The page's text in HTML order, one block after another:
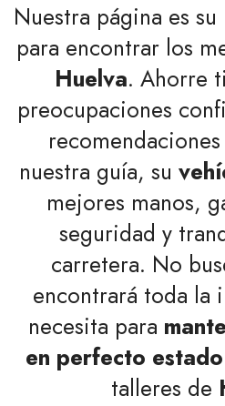
Nuestra página es
para encontrar los
Huelva. Ahorre
preocupaciones
nuestra guía, su
mejores manos,
seguridad y
carretera. No
encontrará toda la
necesita para
en perfecto estado
talleres de